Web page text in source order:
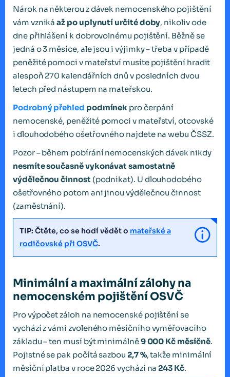
Nárok na některou z dávek nemocenského pojištění
vám vznikáaž po uplynutí určité doby, nikoliv ode
dne přihlášení k dobrovolnému pojištění. Běžně se
jedná o 3 měsíce, ale jsou i výjimky – třeba v případě
peněžité pomoci v mateřství musíte pojištění hradit
alespoň 270 kalendářních dnů v posledních dvou
letech před nástupem na mateřskou.
Podrobný přehled podmínek pro čerpání
nemocenské, peněžité pomoci v mateřství, otcovské
i dlouhodobého ošetřovného najdete na webu ČSSZ.
Pozor – během pobírání nemocenských dávek nikdy
nesmíte současně vykonávat samostatně
výdělečnou činnost (podnikat). U dlouhodobého
ošetřovného potom ani jinou výdělečnou činnost
(zaměstnání).
TIP: Čtěte, co se hodí vědět o mateřské a
rodičovské při OSVČ.
Minimální a maximální zálohy na
nemocenském pojištění OSVČ
Pro výpočet záloh na nemocenské pojištění se
vychází z vámi zvoleného měsíčního vyměřovacího
základu – ten musí být minimálně9 000 Kč měsíčně.
Pojistné se pak počítá sazbou 2,7 %, takže minimální
měsíční platba v roce 2026 vychází na243 Kč.